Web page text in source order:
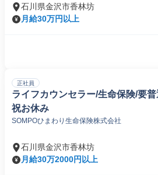
石川県金沢市香林坊
月給30万円以上
正社員
ライフカウンセラー/生命保険/要
祝お休み
SOMPOひまわり生命保険株式会社
石川県金沢市香林坊
月給30万2000円以上